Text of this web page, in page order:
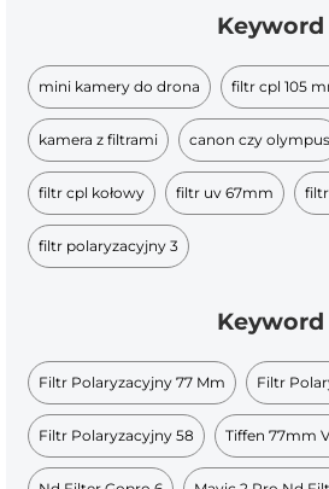
Keyword
mini kamery do drona filtr cpl 105
kamera z filtrami canon czy olympus
filtr cpl kołowy filtr uv 67mm
filtr polaryzacyjny 3
Keyword
Filtr Polaryzacyjny 77 Mm Filtr
Filtr Polaryzacyjny 58 Tiffen 77mm